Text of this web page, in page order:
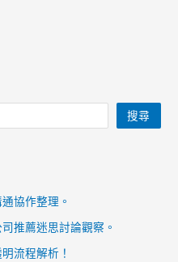
搜尋
協作整理。
推薦迷思討論觀察。
流程解析！